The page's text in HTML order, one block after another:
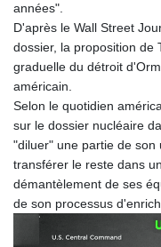
années".
D'après le Wall Street
dossier, la proposition de
graduelle du détroit
américain.
Selon le quotidien
sur le dossier nucléaire
"diluer" une partie de
transférer le reste dans
démantèlement de ses
de son processus